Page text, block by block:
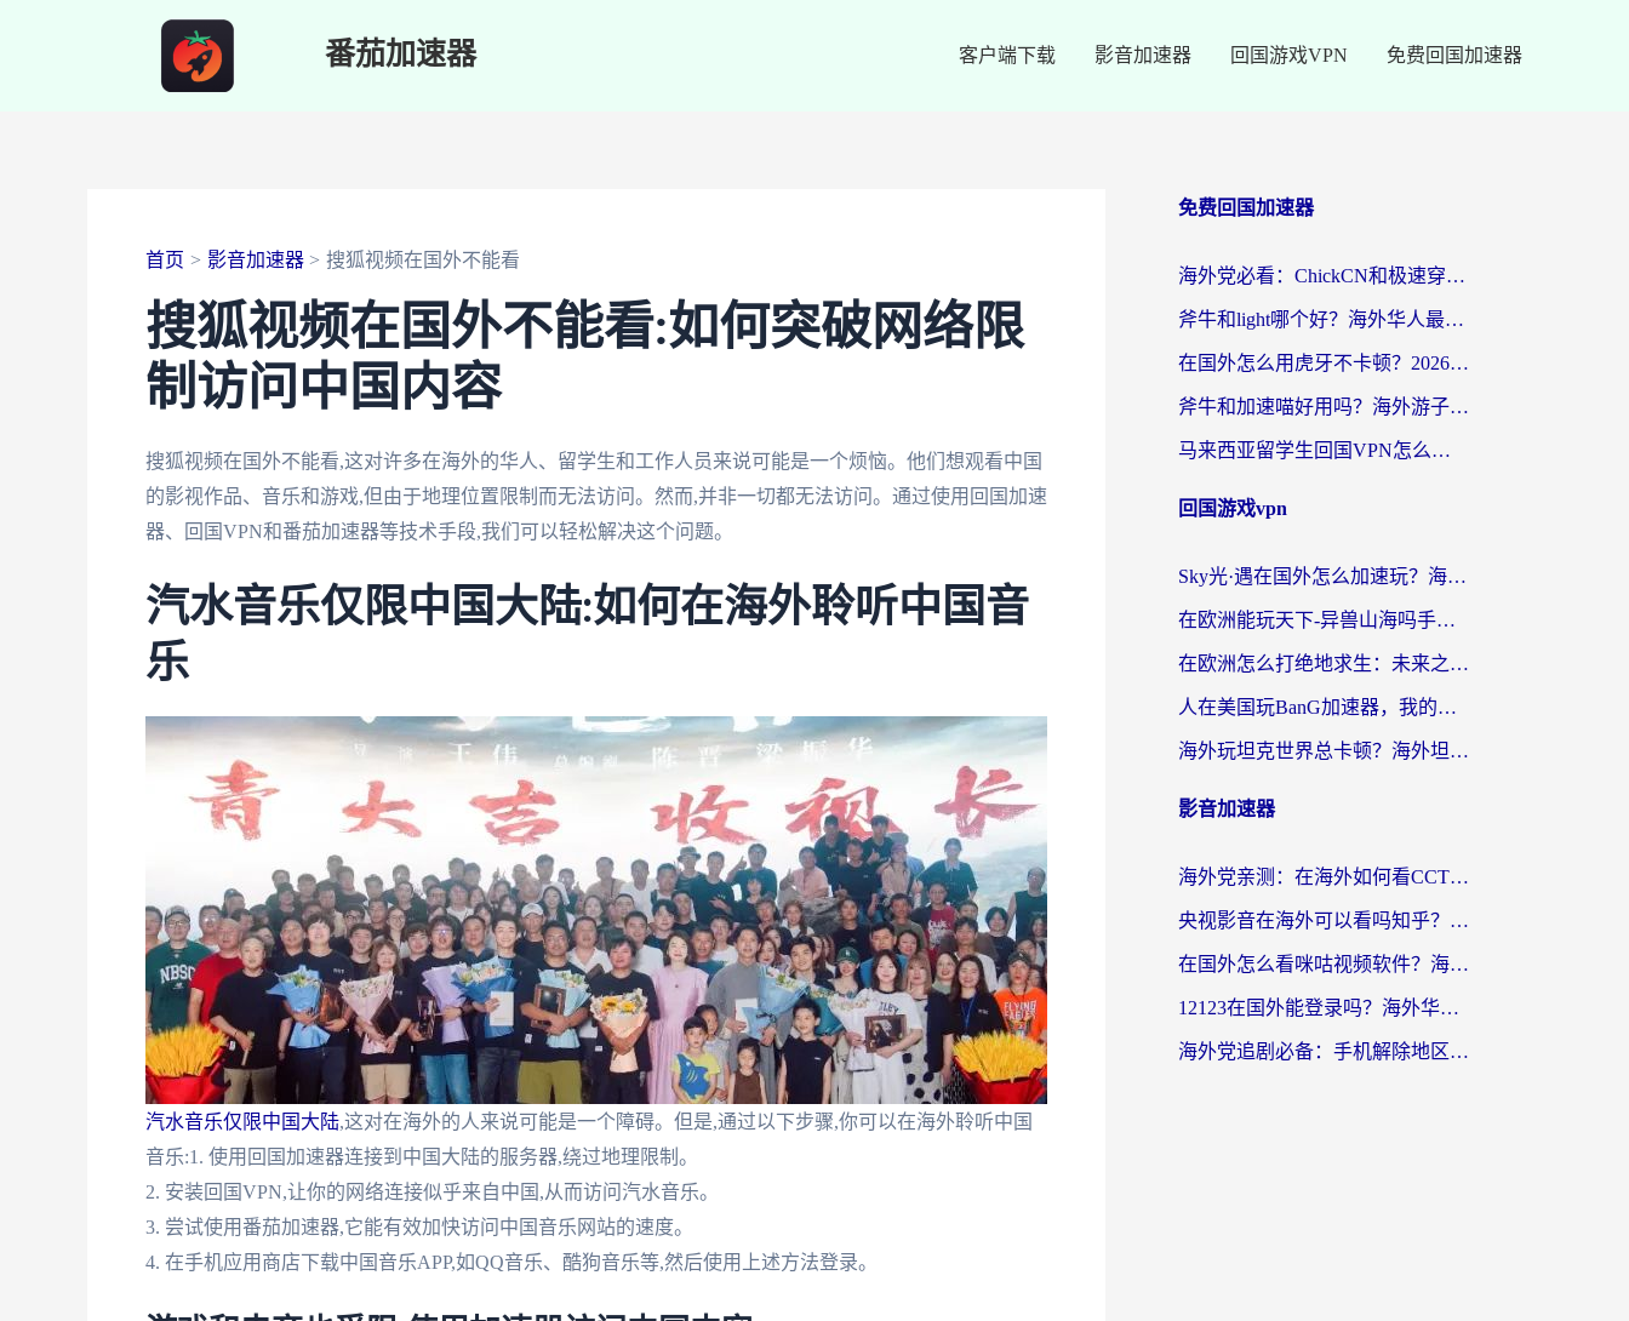
番茄加速器 客户端下载 影音加速器 回国游戏VPN 免费回国加速器
首页 影音加速器 搜狐视频在国外不能看
搜狐视频在国外不能看:如何突破网络限
制访问中国内容
搜狐视频在国外不能看,这对许多在海外的华人、留学生和工作人员来说可能是一个烦恼。他们想观看中国
的影视作品、音乐和游戏,但由于地理位置限制而无法访问。然而,并非一切都无法访问。通过使用回国加速
器、回国VPN和番茄加速器等技术手段,我们可以轻松解决这个问题。
汽水音乐仅限中国大陆:如何在海外聆听中国音
乐
汽水音乐仅限中国大陆,这对在海外的人来说可能是一个障碍。但是,通过以下步骤,你可以在海外聆听中国
音乐:1. 使用回国加速器连接到中国大陆的服务器,绕过地理限制。
2. 安装回国VPN,让你的网络连接似乎来自中国,从而访问汽水音乐。
3. 尝试使用番茄加速器,它能有效加快访问中国音乐网站的速度。
4. 在手机应用商店下载中国音乐APP,如QQ音乐、酷狗音乐等,然后使用上述方法登录。
免费回国加速器
海外党必看：ChickCN和极速穿梭VPN好用吗？3招教你选对回国加速器无缝刷国内资源
斧牛和light哪个好？海外华人最关心的回国加速器选择难题，一篇讲透
在国外怎么用虎牙不卡顿？2026海外华人亲测有效的回国加速器选择指南
斧牛和加速喵好用吗？海外游子的真实选择困境
马来西亚留学生回国VPN怎么选？3个避坑点+1款实测好用的加速器推荐
回国游戏vpn
Sky光·遇在国外怎么加速玩？海外党亲测有效的国服游戏加速指南
在欧洲能玩天下-异兽山海吗手游？海外玩家的加速器生存指南
在欧洲怎么打绝地求生：未来之役不卡？留学生亲测的加速器避坑指南
人在美国玩BanG加速器，我的延迟终于绿了
海外玩坦克世界总卡顿？海外坦克世界加速器有哪些？实测好用的选择在这里
影音加速器
海外党亲测：在海外如何看CCTV？告别“仅限大陆播放”的实用指南
央视影音在海外可以看吗知乎？留学生亲测：3步解决地域限制+追剧自由
在国外怎么看咪咕视频软件？海外党亲测有效的回国加速方案
12123在国外能登录吗？海外华人必看的回国加速实用指南
海外党追剧必备：手机解除地区限制app怎么选？解决央视视频&国内剧地区限制全指南